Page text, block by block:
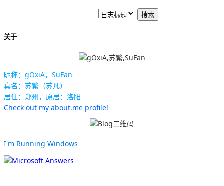
关于
昵称：gOxiA，SuFan
真名：苏繁（苏凡）
居住：郑州，原居：洛阳
Check out my about.me profile!
I'm Running Windows